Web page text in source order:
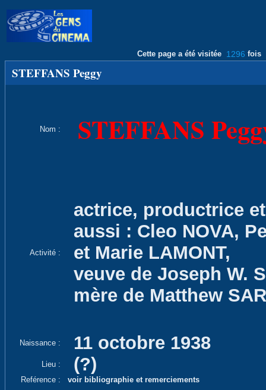
Cette page a été visitée 1296 fois
STEFFANS Peggy
Nom : STEFFANS
Activité :
actrice, productrice
aussi : Cleo NOVA,
et Marie LAMONT,
veuve de Joseph W.
mère de Matthew
Naissance : 11 octobre 1938
Lieu : (?)
Reférence : voir bibliographie et remerciements